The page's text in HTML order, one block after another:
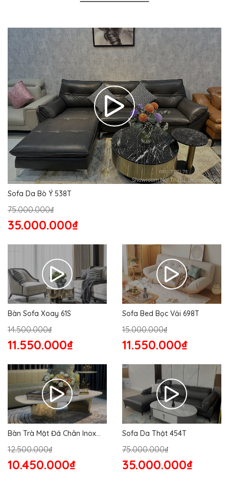
Sofa Da Bò Ý 538T
75.000.000₫
35.000.000₫
Bàn Sofa Xoay 61S
14.500.000₫
11.550.000₫
Sofa Bed Bọc Vải 698T
15.000.000₫
11.550.000₫
Bàn Trà Mặt Đá Chân Inox
12.500.000₫
10.450.000₫
Sofa Da Thật 454T
75.000.000₫
35.000.000₫